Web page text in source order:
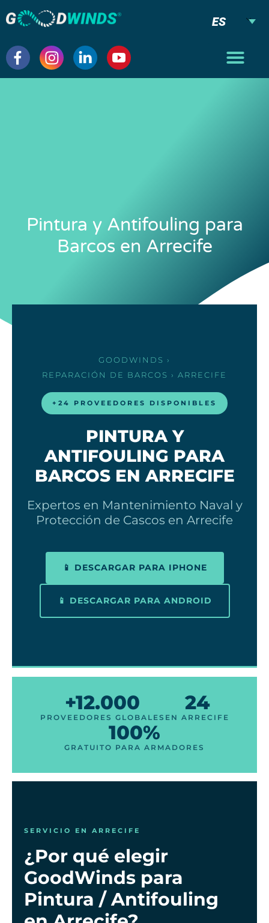
ES
Pintura y Antifouling para
Barcos en Arrecife
GOODWINDS ›
REPARACIÓN DE BARCOS › ARRECIFE
+24 PROVEEDORES DISPONIBLES
PINTURA Y
ANTIFOULING PARA
BARCOS EN ARRECIFE
Expertos en Mantenimiento Naval y
Protección de Cascos en Arrecife
📱 DESCARGAR PARA IPHONE
📱 DESCARGAR PARA ANDROID
+12.000
PROVEEDORES GLOBALES
24
EN ARRECIFE
100%
GRATUITO PARA ARMADORES
SERVICIO EN ARRECIFE
¿Por qué elegir
GoodWinds para
Pintura / Antifouling